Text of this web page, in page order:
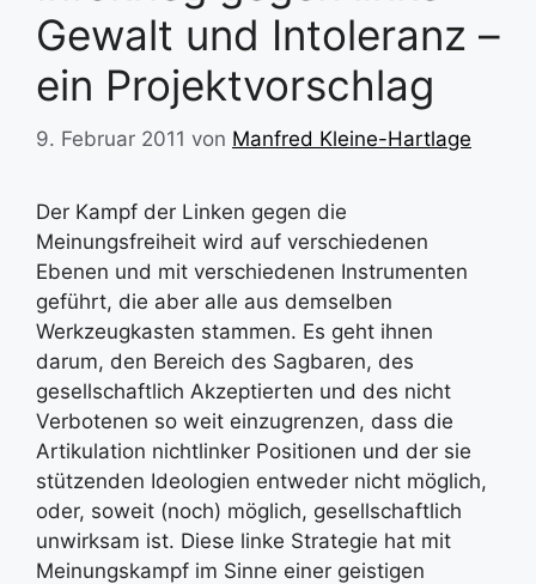
Gewalt und Intoleranz –
ein Projektvorschlag
9. Februar 2011 von Manfred Kleine-Hartlage
Der Kampf der Linken gegen die
Meinungsfreiheit wird auf verschiedenen
Ebenen und mit verschiedenen Instrumenten
geführt, die aber alle aus demselben
Werkzeugkasten stammen. Es geht ihnen
darum, den Bereich des Sagbaren, des
gesellschaftlich Akzeptierten und des nicht
Verbotenen so weit einzugrenzen, dass die
Artikulation nichtlinker Positionen und der sie
stützenden Ideologien entweder nicht möglich,
oder, soweit (noch) möglich, gesellschaftlich
unwirksam ist. Diese linke Strategie hat mit
Meinungskampf im Sinne einer geistigen